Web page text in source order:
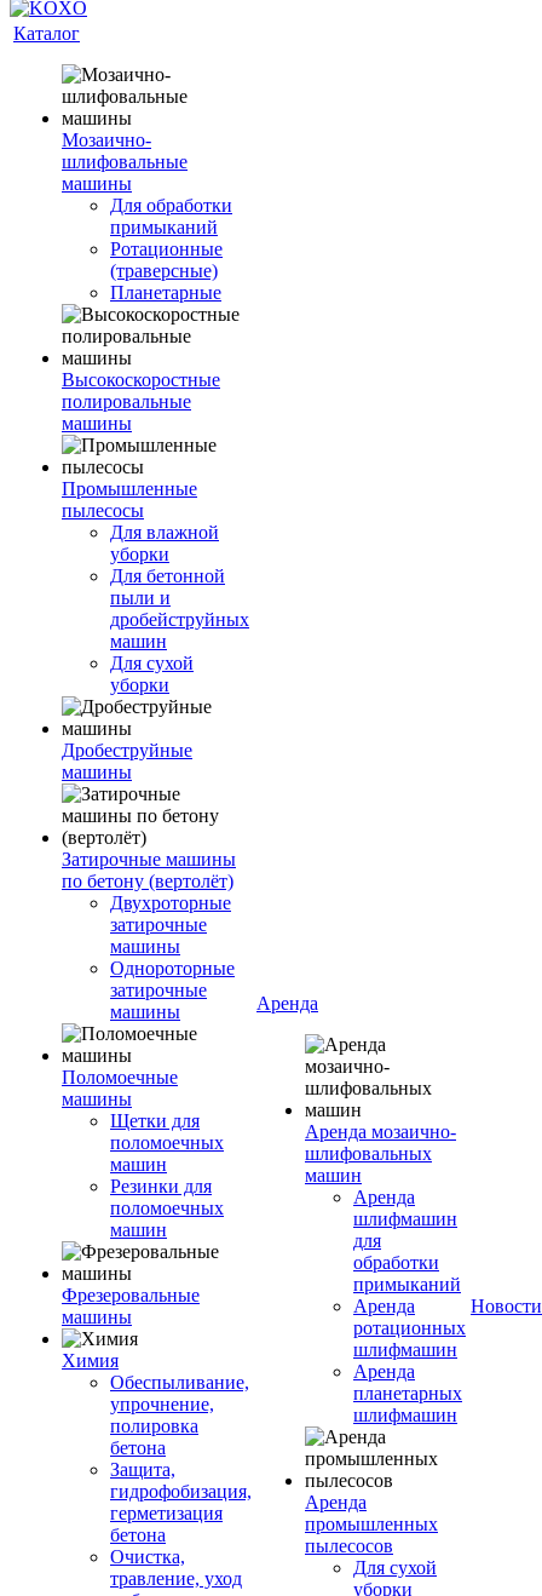
Каталог
Мозаично-
шлифовальные
машины
Для обработки
примыканий
Ротационные
(траверсные)
Планетарные
Высокоскоростные
полировальные
машины
Промышленные
пылесосы
Для влажной
уборки
Для бетонной
пыли и
дробейструйных
машин
Для сухой
уборки
Дробеструйные
машины
Затирочные машины
по бетону (вертолёт)
Двухроторные
затирочные
машины
Однороторные
затирочные
машины
Поломоечные
машины
Щетки для
поломоечных
машин
Резинки для
поломоечных
машин
Фрезеровальные
машины
Химия
Обеспыливание,
упрочнение,
полировка
бетона
Защита,
гидрофобизация,
герметизация
бетона
Очистка,
травление, уход
Аренда
Аренда мозаично-
шлифовальных
машин
Аренда
шлифмашин
для
обработки
примыканий
Аренда
ротационных
шлифмашин
Аренда
планетарных
шлифмашин
Аренда
промышленных
пылесосов
Для сухой
уборки
Новости